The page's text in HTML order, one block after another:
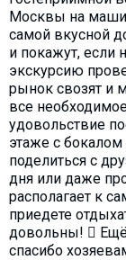
Москвы на
самой вкусной
и покажут, если
экскурсию
рынок свозят и
все
удовольствие
этаже с бокалом
поделиться с
дня или даже
располагает к
приедете
довольны! 
спасибо